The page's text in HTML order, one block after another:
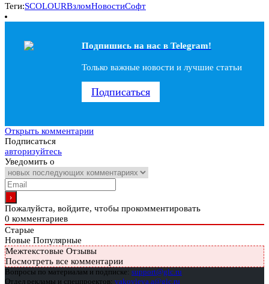
Теги:SCOLOURВзломНовостиСофт
Подпишись на наc в Telegram!
Только важные новости и лучшие статьи
Подписаться
Открыть комментарии
Подписаться
авторизуйтесь
Уведомить о
Пожалуйста, войдите, чтобы прокомментировать
0 комментариев
Старые
Новые Популярные
Межтекстовые Отзывы
Посмотреть все комментарии
Вопросы по материалам и подписке: support@glc.ru
Отдел рекламы и спецпроектов: yakovleva.a@glc.ru